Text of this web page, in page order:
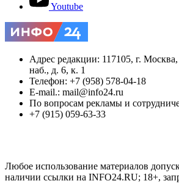
Youtube
Адрес редакции: 117105, г.
наб., д. 6, к. 1
Телефон: +7 (958) 578-04-18
E-mail.: mail@info24.ru
По вопросам рекламы и
+7 (915) 059-63-33
Любое использование материалов
наличии ссылки на INFO24.RU; 18+,